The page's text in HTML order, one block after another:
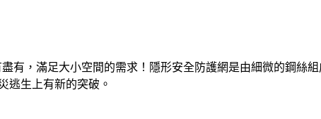
有，滿足大小空間的需求！隱形安全防護網是由細微的鋼絲
逃生上有新的突破。